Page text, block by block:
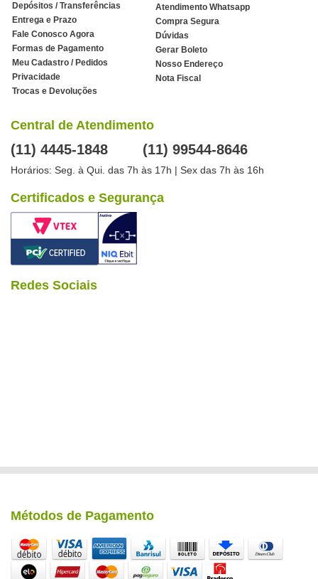
Depósitos / Transferências
Entrega e Prazo
Fale Conosco Agora
Formas de Pagamento
Meu Cadastro / Pedidos
Privacidade
Trocas e Devoluções
Atendimento Whatsapp
Compra Segura
Dúvidas
Gerar Boleto
Nosso Endereço
Nota Fiscal
Central de Atendimento
(11) 4445-1848 (11) 99544-8646
Horários: Seg. à Qui. das 7h às 17h | Sex das 7h às 16h
Certificados e Segurança
Redes Sociais
Métodos de Pagamento